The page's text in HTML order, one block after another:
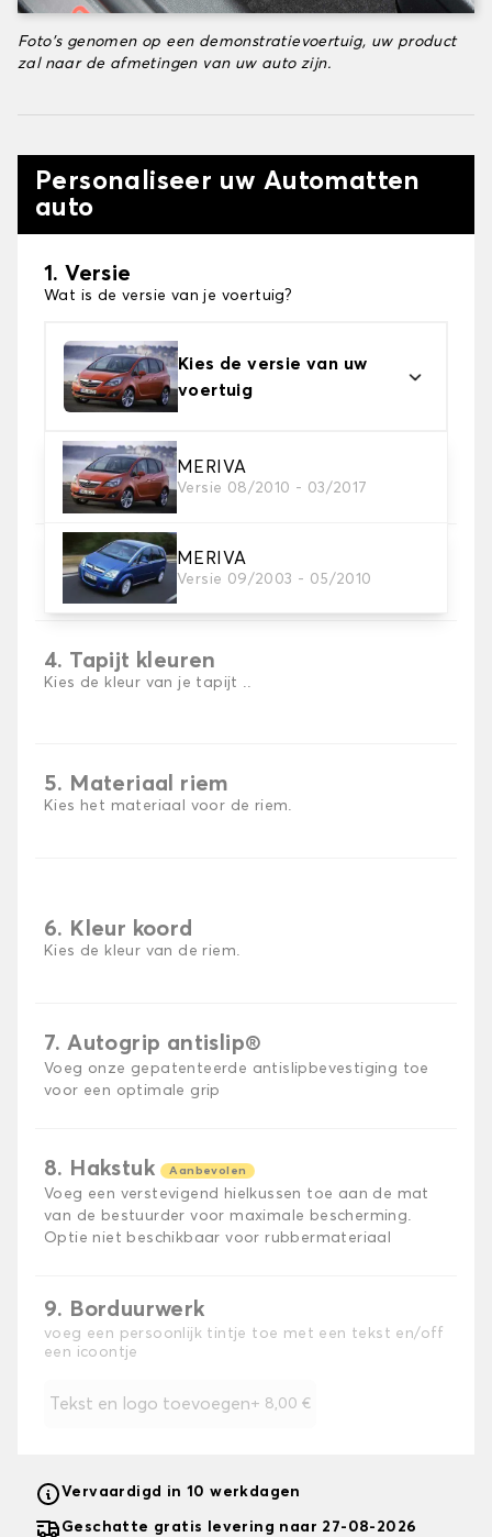
Foto's genomen op een demonstratievoertuig, uw product
zal naar de afmetingen van uw auto zijn.
Personaliseer uw Automatten
auto
1. Versie
Wat is de versie van je voertuig?
Kies de versie van uw
voertuig
MERIVA
Versie 08/2010 - 03/2017
MERIVA
Versie 09/2003 - 05/2010
2. Materiaal
Kies het materiaal van uw automatten
3. Aantal matten
Selecteer het aantal automatten dat je nodig hebt.
4. Tapijt kleuren
Kies de kleur van je tapijt ..
5. Materiaal riem
Kies het materiaal voor de riem.
6. Kleur koord
Kies de kleur van de riem.
7. Autogrip antislip®
Voeg onze gepatenteerde antislipbevestiging toe
voor een optimale grip
8. Hakstuk Aanbevolen
Voeg een verstevigend hielkussen toe aan de mat
van de bestuurder voor maximale bescherming.
Optie niet beschikbaar voor rubbermateriaal
9. Borduurwerk
voeg een persoonlijk tintje toe met een tekst en/off
een icoontje
Tekst en logo toevoegen+ 8,00 €
Vervaardigd in 10 werkdagen
Geschatte gratis levering naar 27-08-2026